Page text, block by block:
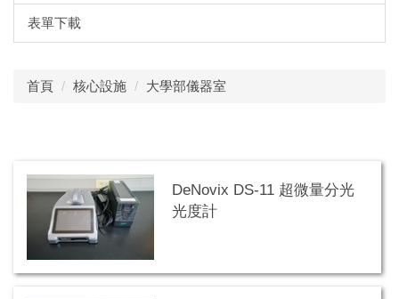
表單下載
首頁 核心設施 大學部儀器室
DeNovix DS-11 超微量分光
光度計